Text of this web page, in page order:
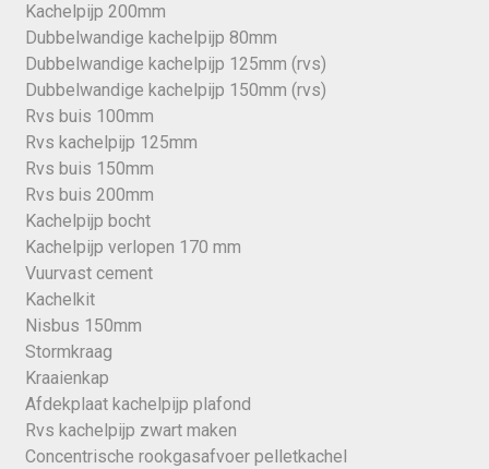
Kachelpijp 200mm
Dubbelwandige kachelpijp 80mm
Dubbelwandige kachelpijp 125mm (rvs)
Dubbelwandige kachelpijp 150mm (rvs)
Rvs buis 100mm
Rvs kachelpijp 125mm
Rvs buis 150mm
Rvs buis 200mm
Kachelpijp bocht
Kachelpijp verlopen 170 mm
Vuurvast cement
Kachelkit
Nisbus 150mm
Stormkraag
Kraaienkap
Afdekplaat kachelpijp plafond
Rvs kachelpijp zwart maken
Concentrische rookgasafvoer pelletkachel